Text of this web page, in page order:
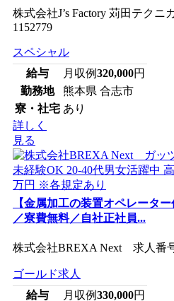
株式会社J’s Factory 苅田テク
1152779
スペシャル
給与
月収例320,000円
勤務地
熊本県 合志市
寮・社宅 あり
詳しく
見る
【金属加工の装置オペレータ
／寮費無料／自社正社員...
株式会社BREXA Next 求人番
ゴールド求人
給与
月収例330,000円